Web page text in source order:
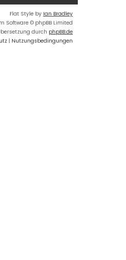
Flat Style by Ian Bradley
Software © phpBB Limited
durch phpBB.de
| Nutzungsbedingungen